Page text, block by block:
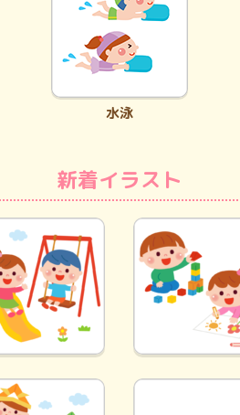
水泳
新着イラスト